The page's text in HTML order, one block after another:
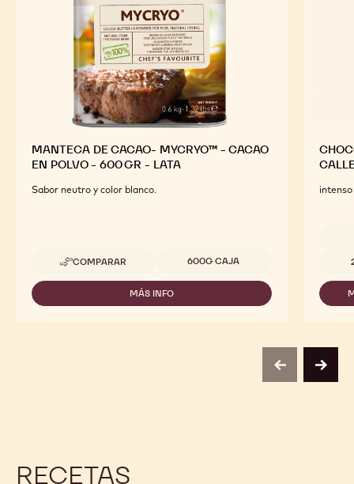
MANTECA DE CACAO- MYCRYO™ - CACAO
EN POLVO - 600 GR - LATA
Sabor neutro y color blanco.
COMPARAR
-
MANTECA
CACAO-
Tamaños disponibles
600G CAJA
MÁS INFO
-
previousnext
RECETAS